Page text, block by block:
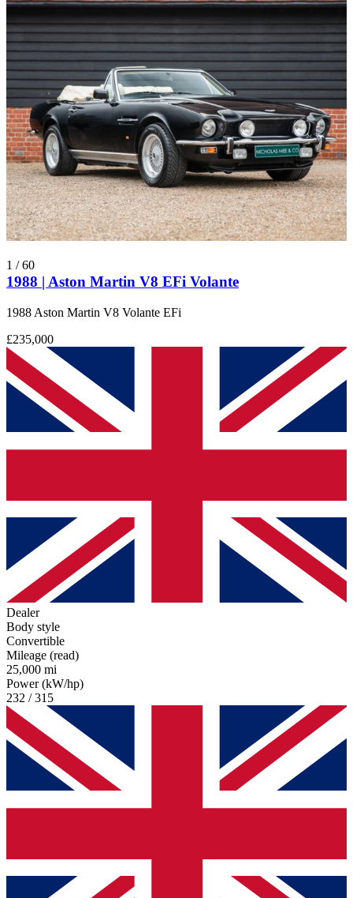
1 /60
1988 | Aston Martin V8 EFi Volante
1988 Aston Martin V8 Volante EFi
£235,000
Dealer
Body style
Convertible
Mileage (read)
25,000 mi
Power (kW/hp)
232 / 315